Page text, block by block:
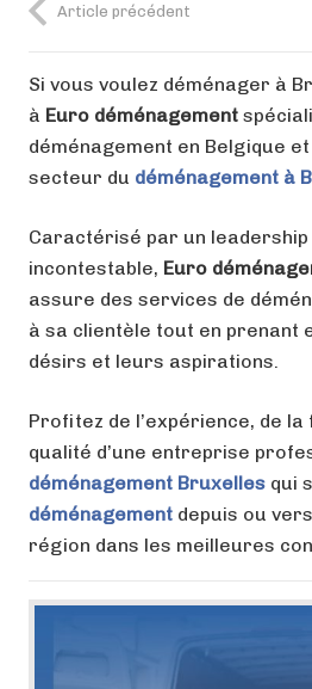
Article précédent
Si vous voulez déménager à
à Euro déménagement
déménagement en Belgique
secteur du déménagement à
Caractérisé par un
incontestable, Euro
assure des services de
à sa clientèle tout en prenant
désirs et leurs aspirations.
Profitez de l’expérience, de
qualité d’une entreprise
déménagement Bruxelles qui
déménagement depuis ou
région dans les meilleures